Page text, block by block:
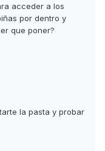
acceder a los
por dentro y
que poner?
la pasta y probar